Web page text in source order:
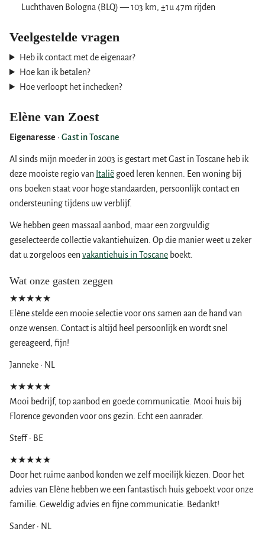
Luchthaven Bologna (BLQ) — 103 km, ±1u 47m rijden
Veelgestelde vragen
Heb ik contact met de eigenaar?
Hoe kan ik betalen?
Hoe verloopt het inchecken?
Elène van Zoest
Eigenaresse · Gast in Toscane
Al sinds mijn moeder in 2003 is gestart met Gast in Toscane heb ik
deze mooiste regio van Italië goed leren kennen. Een woning bij
ons boeken staat voor hoge standaarden, persoonlijk contact en
ondersteuning tijdens uw verblijf.
We hebben geen massaal aanbod, maar een zorgvuldig
geselecteerde collectie vakantiehuizen. Op die manier weet u zeker
dat u zorgeloos een vakantiehuis in Toscane boekt.
Wat onze gasten zeggen
★★★★★
Elène stelde een mooie selectie voor ons samen aan de hand van
onze wensen. Contact is altijd heel persoonlijk en wordt snel
gereageerd, fijn!
Janneke · NL
★★★★★
Mooi bedrijf, top aanbod en goede communicatie. Mooi huis bij
Florence gevonden voor ons gezin. Echt een aanrader.
Steff · BE
★★★★★
Door het ruime aanbod konden we zelf moeilijk kiezen. Door het
advies van Elène hebben we een fantastisch huis geboekt voor onze
familie. Geweldig advies en fijne communicatie. Bedankt!
Sander · NL